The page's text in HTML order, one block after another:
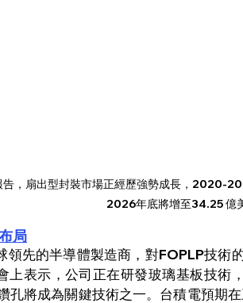
，扇出型封裝市場正經歷強勢成長，2020-
2026年底將增至34.25 億
局
領先的半導體製造商，對FOPLP技術
上表示，公司正在研發玻璃基板技術
孔將成為關鍵技術之一。台積電預期